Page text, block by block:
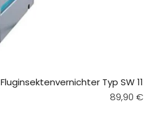
Fluginsektenvernichter Typ SW 11
Regular
89,90 €